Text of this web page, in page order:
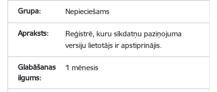
Nepieciešams
Reģistrē, kuru sīkdatņu paziņojuma
versiju lietotājs ir apstiprinājis.
1 mēnesis